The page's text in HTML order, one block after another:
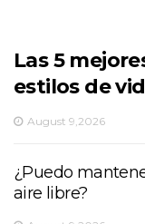
Las 5
estilos de
August 9,2026
¿Puedo
aire libre?